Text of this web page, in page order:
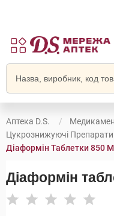
Аптека D.S.
Цукрознижуючі Препарати
Діаформін Таблетки 850
Діаформін